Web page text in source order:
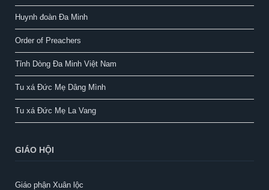
Huynh đoàn Đa Minh
Order of Preachers
Tỉnh Dòng Đa Minh Việt Nam
Tu xá Đức Mẹ Dâng Mình
Tu xá Đức Mẹ La Vang
GIÁO HỘI
Giáo phận Xuân lộc